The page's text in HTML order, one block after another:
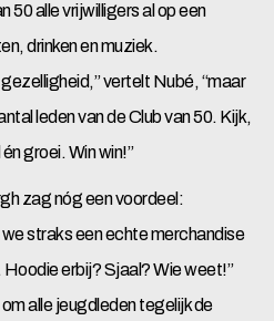
50 alle vrijwilligers al op een
drinken en muziek.
vertelt Nubé, “maar
leden van de Club van 50. Kijk,
groei. Win win!”
zag nóg een voordeel:
straks een echte merchandise
Hoodie erbij? Sjaal? Wie weet!”
alle jeugdleden tegelijk de